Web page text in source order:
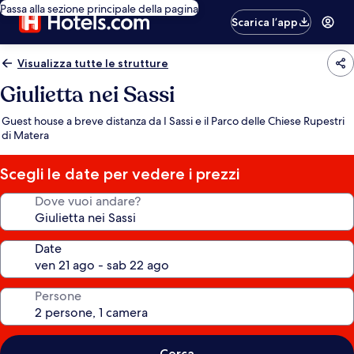
Passa alla sezione principale della pagina
Scarica l’app
Visualizza tutte le strutture
Giulietta nei Sassi
Guest house a breve distanza da I Sassi e il Parco delle Chiese Rupestri
di Matera
Scegli le date per vedere i prezzi
Dove vuoi andare?
Date
Persone